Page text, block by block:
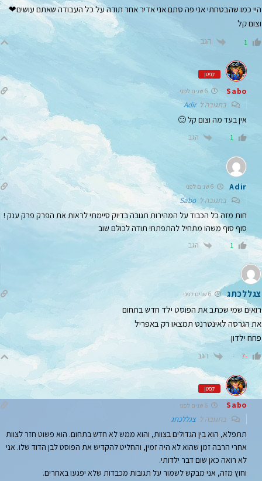
היי כמו שהבטחתי אני פה סתם אני אדיר אחר תודה על כל העבודה שאתם עושים❤
וצום קל
1 הגב
קפטן
Sabo
בתגובה לAdir
אין בעד מה וצום קל 🙂
1 הגב
Adir
בתגובה לSabo
חות מזה כל הכבוד על המהירות תגובה בדיוק סיימתי לראות את הפרק פרק ענק !
סוף סוף משהו מתחיל להתפתח! תודה לכולם שוב
1 הגב
צגללכתג 6 שנים לפני
רואים שמי שכתב את הפוסט ילד חדש בתחום
את הגרסה לאינטרנט תמצאו רק באפריל
פחח ילדון
-7 הגב
קפטן
Sabo
בתגובה לצגללכתג
תתפלא, הוא בין הגדולים בצוות, והוא ממש לא חדש בתחום. הוא פשוט חזר לצוות
אחרי הרבה זמן שהוא לא היה זמין, והחליט להקדיש את הפוסט לבן הדוד שלו. אני
לא רואה כאן שום דבר ילדותי.
וחוץ מזה, אני מבקש לשמור על תגובות מכבדות שלא יפגעו באחרים.